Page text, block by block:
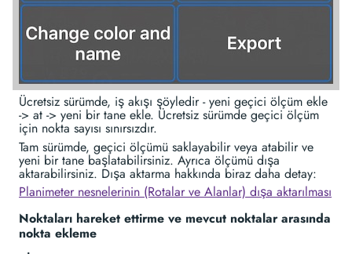
Ücretsiz sürümde, iş akışı şöyledir - yeni geçici ölçüm ekle
-> at -> yeni bir tane ekle. Ücretsiz sürümde geçici ölçüm
için nokta sayısı sınırsızdır.
Tam sürümde, geçici ölçümü saklayabilir veya atabilir ve
yeni bir tane başlatabilirsiniz. Ayrıca ölçümü dışa
aktarabilirsiniz. Dışa aktarma hakkında biraz daha detay:
Planimeter nesnelerinin (Rotalar ve Alanlar) dışa aktarılması
Noktaları hareket ettirme ve mevcut noktalar arasında
nokta ekleme